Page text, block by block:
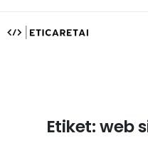
Etiket:web